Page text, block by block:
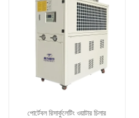
পোর্টেবল রিসার্কুলেটিং ওয়াটার চিলার